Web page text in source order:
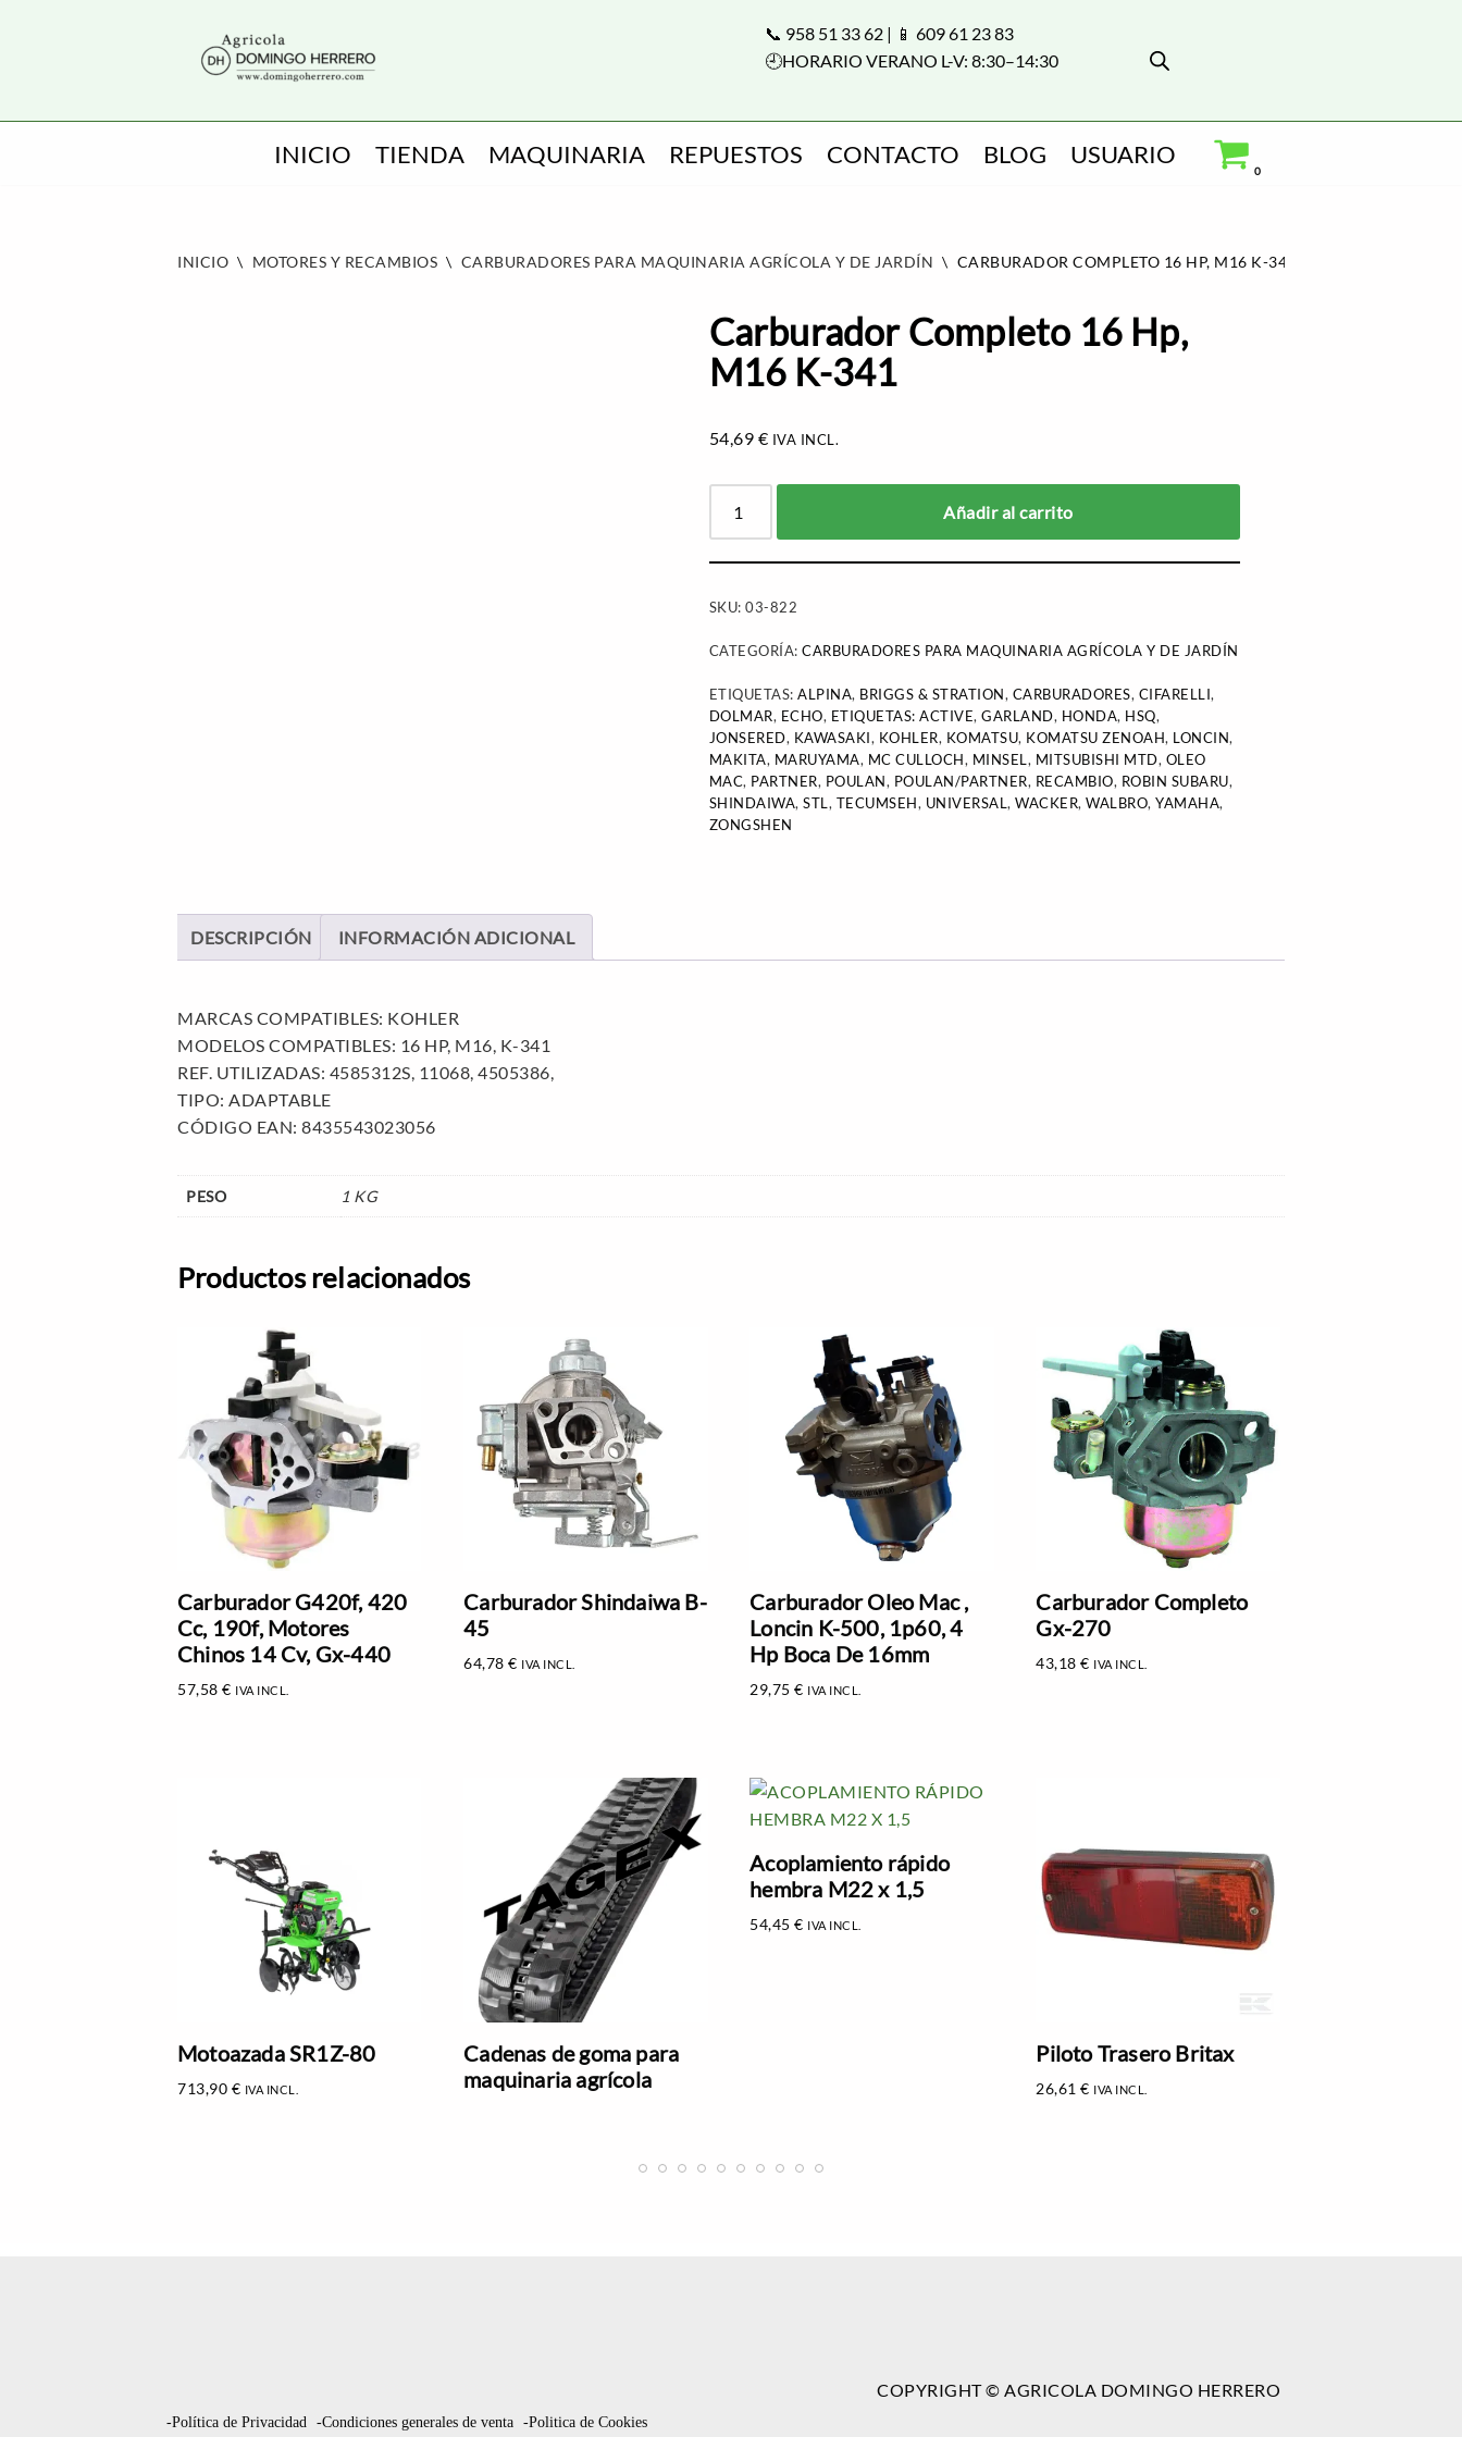
📞 958 51 33 62 | 📱 609 61 23 83
🕘HORARIO VERANO L-V: 8:30–14:30
INICIO TIENDA MAQUINARIA REPUESTOS CONTACTO BLOG USUARIO
0
INICIO \ MOTORES Y RECAMBIOS \ CARBURADORES PARA MAQUINARIA AGRÍCOLA Y DE JARDÍN \ CARBURADOR COMPLETO 16 HP, M16 K-341
Carburador Completo 16 Hp,
M16 K-341
54,69 € IVA INCL.
Añadir al carrito
SKU:03-822
CATEGORÍA:CARBURADORES PARA MAQUINARIA AGRÍCOLA Y DE JARDÍN
ETIQUETAS:ALPINA, BRIGGS & STRATION, CARBURADORES, CIFARELLI,
DOLMAR, ECHO, ETIQUETAS: ACTIVE,GARLAND, HONDA, HSQ,
JONSERED, KAWASAKI, KOHLER, KOMATSU, KOMATSU ZENOAH, LONCIN,
MAKITA, MARUYAMA, MC CULLOCH, MINSEL, MITSUBISHI MTD, OLEO
MAC, PARTNER, POULAN, POULAN/PARTNER, RECAMBIO, ROBIN SUBARU,
SHINDAIWA,STL, TECUMSEH, UNIVERSAL,WACKER,WALBRO,YAMAHA,
ZONGSHEN
DESCRIPCIÓN INFORMACIÓN ADICIONAL
MARCAS COMPATIBLES: KOHLER
MODELOS COMPATIBLES: 16 HP, M16, K-341
REF. UTILIZADAS: 4585312S, 11068, 4505386,
TIPO: ADAPTABLE
CÓDIGO EAN: 8435543023056
PESO 1 KG
Productos relacionados
Carburador G420f, 420
Cc, 190f, Motores
Chinos 14 Cv, Gx-440
57,58 € IVA INCL.
Carburador Shindaiwa B-
45
64,78€ IVA INCL.
Carburador Oleo Mac ,
Loncin K-500, 1p60, 4
Hp Boca De 16mm
29,75€ IVA INCL.
Carburador Completo
Gx-270
43,18€ IVA INCL.
Motoazada SR1Z-80
713,90 € IVA INCL.
Cadenas de goma para
maquinaria agrícola
Acoplamiento rápido
hembra M22 x 1,5
54,45€ IVA INCL.
Piloto Trasero Britax
26,61€ IVA INCL.
-Política de Privacidad -Condiciones generales de venta -Politica de Cookies
COPYRIGHT © AGRICOLA DOMINGO HERRERO